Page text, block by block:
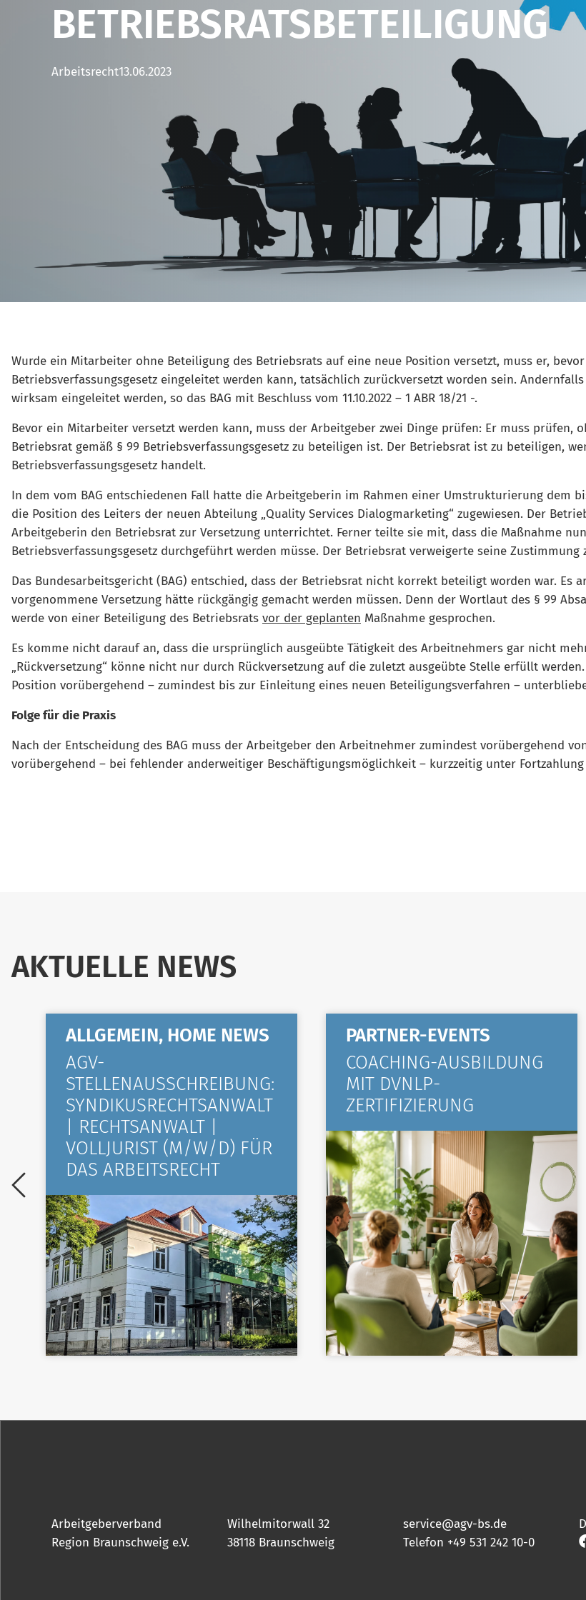
BETRIEBSRATSBETEILIGUNG
Arbeitsrecht13.06.2023
Wurde ein Mitarbeiter ohne Beteiligung des Betriebsrats auf eine neue Position versetzt, muss er,
Betriebsverfassungsgesetz eingeleitet werden kann, tatsächlich zurückversetzt worden sein.
wirksam eingeleitet werden, so das BAG mit Beschluss vom 11.10.2022 – 1 ABR 18/21 -.
Bevor ein Mitarbeiter versetzt werden kann, muss der Arbeitgeber zwei Dinge prüfen: Er muss
Betriebsrat gemäß § 99 Betriebsverfassungsgesetz zu beteiligen ist. Der Betriebsrat ist zu beteiligen,
Betriebsverfassungsgesetz handelt.
In dem vom BAG entschiedenen Fall hatte die Arbeitgeberin im Rahmen einer Umstrukturierung dem
die Position des Leiters der neuen Abteilung „Quality Services Dialogmarketing“ zugewiesen. Der
Arbeitgeberin den Betriebsrat zur Versetzung unterrichtet. Ferner teilte sie mit, dass die Maßnahme
Betriebsverfassungsgesetz durchgeführt werden müsse. Der Betriebsrat verweigerte seine Zustimmung
Das Bundesarbeitsgericht (BAG) entschied, dass der Betriebsrat nicht korrekt beteiligt worden war. Es
vorgenommene Versetzung hätte rückgängig gemacht werden müssen. Denn der Wortlaut des § 99
werde von einer Beteiligung des Betriebsrats vor der geplanten Maßnahme gesprochen.
Es komme nicht darauf an, dass die ursprünglich ausgeübte Tätigkeit des Arbeitnehmers gar nicht
„Rückversetzung“ könne nicht nur durch Rückversetzung auf die zuletzt ausgeübte Stelle erfüllt
Position vorübergehend – zumindest bis zur Einleitung eines neuen Beteiligungsverfahren –
Folge für die Praxis
Nach der Entscheidung des BAG muss der Arbeitgeber den Arbeitnehmer zumindest vorübergehend
vorübergehend – bei fehlender anderweitiger Beschäftigungsmöglichkeit – kurzzeitig unter
AKTUELLE NEWS
ALLGEMEIN, HOME NEWS
AGV-
STELLENAUSSCHREIBUNG:
SYNDIKUSRECHTSANWALT
| RECHTSANWALT |
VOLLJURIST (M/W/D) FÜR
DAS ARBEITSRECHT
PARTNER-EVENTS
COACHING-AUSBILDUNG
MIT DVNLP-
ZERTIFIZIERUNG
Arbeitgeberverband
Region Braunschweig e.V.
Wilhelmitorwall 32
38118 Braunschweig
service@agv-bs.de
Telefon +49 531 242 10-0